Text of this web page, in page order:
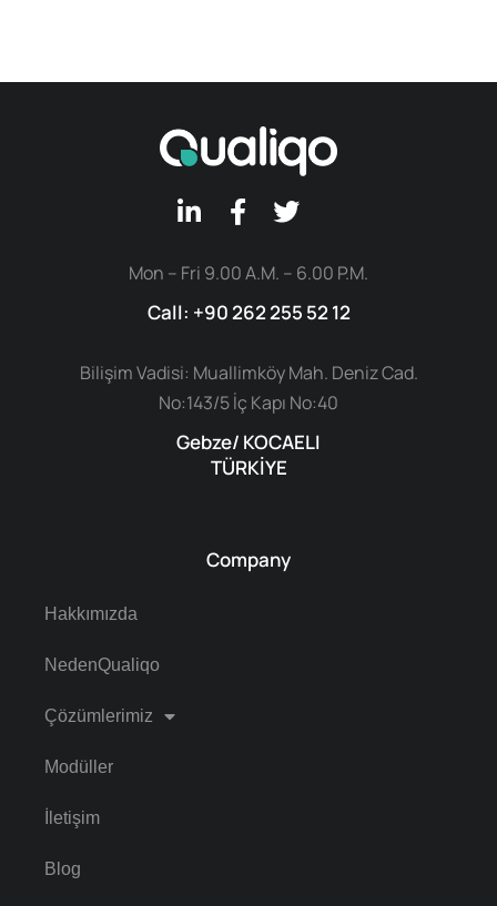
Mon – Fri 9.00 A.M. – 6.00 P.M.
Call: +90 262 255 52 12
Bilişim Vadisi: Muallimköy Mah. Deniz Cad.
No:143/5 İç Kapı No:40
Gebze/ KOCAELI
TÜRKİYE
Company
Hakkımızda
NedenQualiqo
Çözümlerimiz
Modüller
İletişim
Blog